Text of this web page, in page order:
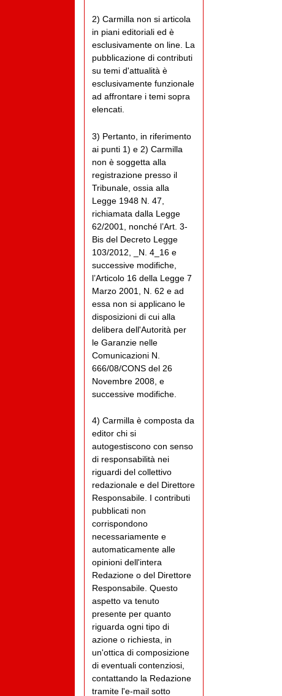
2) Carmilla non si articola
in piani editoriali ed è
esclusivamente on line. La
pubblicazione di contributi
su temi d'attualità è
esclusivamente funzionale
ad affrontare i temi sopra
elencati.
3) Pertanto, in riferimento
ai punti 1) e 2) Carmilla
non è soggetta alla
registrazione presso il
Tribunale, ossia alla
Legge 1948 N. 47,
richiamata dalla Legge
62/2001, nonché l’Art. 3-
Bis del Decreto Legge
103/2012, _N. 4_16 e
successive modifiche,
l’Articolo 16 della Legge 7
Marzo 2001, N. 62 e ad
essa non si applicano le
disposizioni di cui alla
delibera dell'Autorità per
le Garanzie nelle
Comunicazioni N.
666/08/CONS del 26
Novembre 2008, e
successive modifiche.
4) Carmilla è composta da
editor chi si
autogestiscono con senso
di responsabilità nei
riguardi del collettivo
redazionale e del Direttore
Responsabile. I contributi
pubblicati non
corrispondono
necessariamente e
automaticamente alle
opinioni dell'intera
Redazione o del Direttore
Responsabile. Questo
aspetto va tenuto
presente per quanto
riguarda ogni tipo di
azione o richiesta, in
un'ottica di composizione
di eventuali contenziosi,
contattando la Redazione
tramite l'e-mail sotto